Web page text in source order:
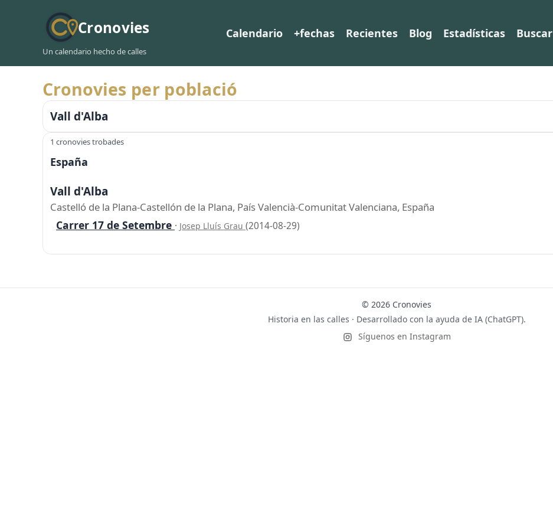
Cronovies
Un calendario hecho de calles
Calendario +fechas Recientes Blog Estadísticas Buscar
Cronovies per població
Vall d'Alba
1 cronovies trobades
España
Vall d'Alba
Castelló de la Plana-Castellón de la Plana, País Valencià-Comunitat Valenciana, España
Carrer 17 de Setembre · Josep Lluís Grau (2014-08-29)
© 2026 Cronovies
Historia en las calles · Desarrollado con la ayuda de IA (ChatGPT).
Síguenos en Instagram